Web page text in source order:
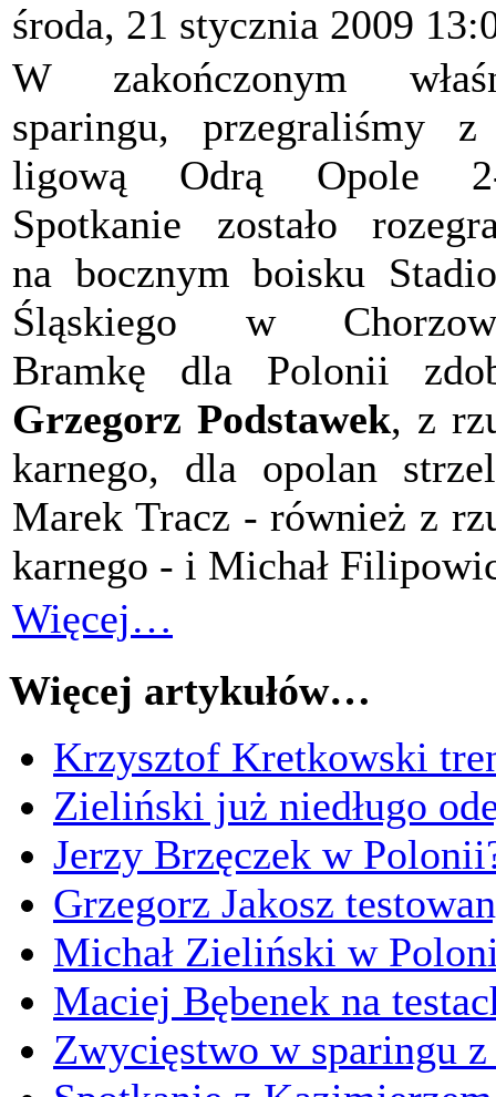
środa, 21 stycznia 2009
W zakończonym
sparingu, przegraliśmy
ligową Odrą Opole
Spotkanie zostało
na bocznym boisku
Śląskiego w
Bramkę dla Polonii
Grzegorz Podstawek, z
karnego, dla opolan
Marek Tracz - również z
karnego - i Michał
Więcej…
Więcej artykułów…
Krzysztof Kretkowski
Zieliński już niedługo
Jerzy Brzęczek w
Grzegorz Jakosz
Michał Zieliński w
Maciej Bębenek na
Zwycięstwo w sparingu